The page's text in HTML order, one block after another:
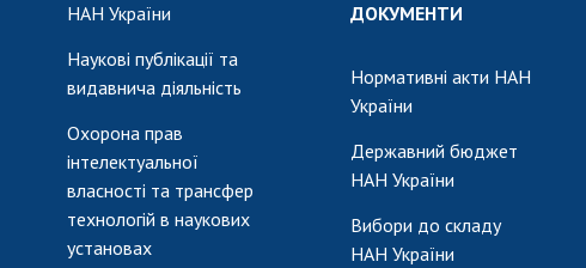
НАН України
Наукові публікації та
видавнича діяльність
Охорона прав
інтелектуальної
власності та трансфер
технологій в наукових
установах
ДОКУМЕНТИ
Нормативні акти НАН
України
Державний бюджет
НАН України
Вибори до складу
НАН України